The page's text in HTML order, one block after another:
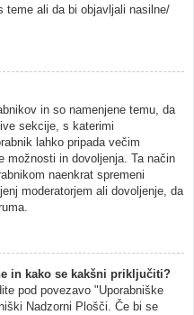
teme ali da bi objavljali nasilne/
in so namenjene temu, da
sekcije, s katerimi
lahko pripada večim
možnosti in dovoljenja. Ta način
naenkrat spremeni
moderatorjem ali dovoljenje, da
in kako se kakšni priključiti?
pod povezavo "Uporabniške
Nadzorni Plošči. Če bi se